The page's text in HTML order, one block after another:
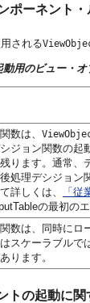
ポーネント
される
用のビュー・
数は、
ジョン関数の起
ります。通常、
処理デシジョン
詳しくは、
「
の最初の
数は、同時にロ
スケーラブルで
ります。
トの起動に